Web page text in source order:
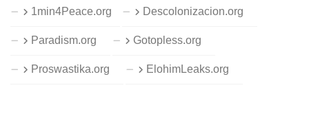
1min4Peace.org Descolonizacion.org
Paradism.org Gotopless.org
Proswastika.org ElohimLeaks.org